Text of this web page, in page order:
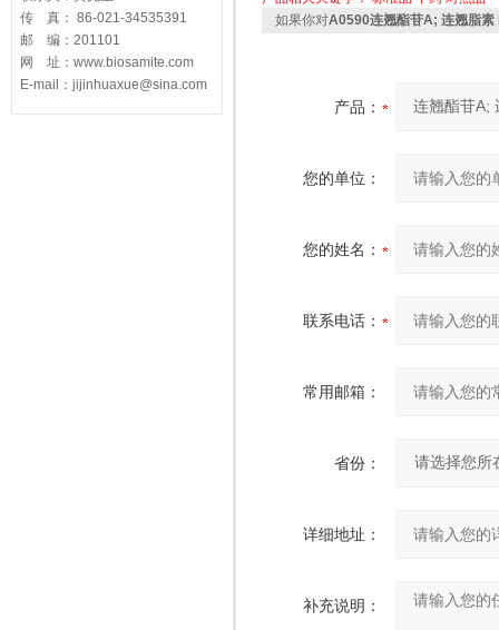
传 真： 86-021-34535391
邮 编：201101
网 址：www.biosamite.com
E-mail：jijinhuaxue@sina.com
如果你对A0590连翘酯苷A; 连翘脂
产品：
您的单位：
您的姓名：
联系电话：
常用邮箱：
省份：
详细地址：
补充说明：